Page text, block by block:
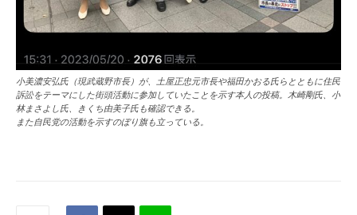
小美濃安弘氏（現武蔵野市長）が、土屋正忠元市長や福田かおる氏らとともに住民
訴訟をテーマにした街頭活動に参加していたことを示す本人の投稿。木崎剛氏、小
林まさよし氏、きくち由美子氏も確認できる。
また自民党の活動を示すのぼり旗も立っている。